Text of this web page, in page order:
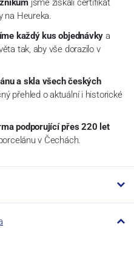
jsme získali certifikát
na Heureka.
každý kus objednávky a
tak, aby vše dorazilo v
a skla všech českých
přehled o aktuální i historické
podporující přes 220 let
v Čechách.